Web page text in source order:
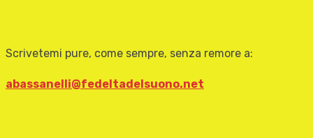
Scrivetemi pure, come sempre, senza remore a:
abassanelli@fedeltadelsuono.net